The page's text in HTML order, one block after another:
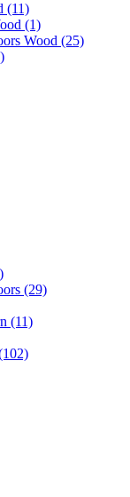
(11)
(1)
Wood (25)
(29)
(11)